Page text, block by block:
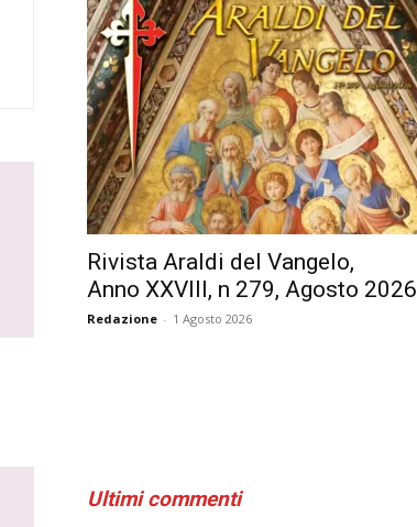
Rivista Araldi del Vangelo,
Anno XXVIII, n 279, Agosto 2026
Redazione - 1 Agosto 2026
Ultimi commenti